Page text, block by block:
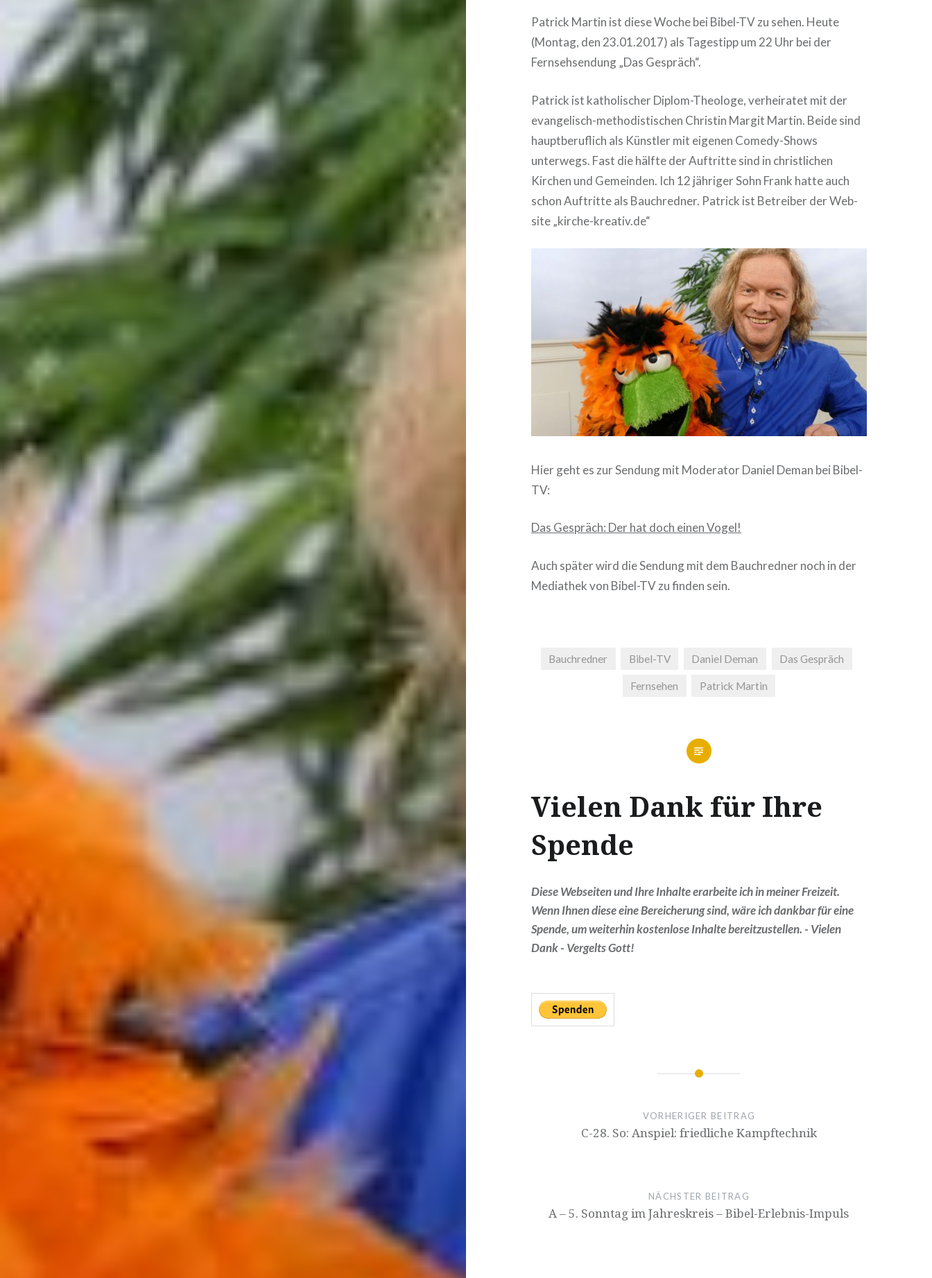
Patrick Martin ist diese Woche bei Bibel-TV zu sehen. Heute
(Montag, den 23.01.2017) als Tagestipp um 22 Uhr bei der
Fernsehsendung „Das Gespräch“.
Patrick ist katholischer Diplom-Theologe, verheiratet mit der
evangelisch-methodistischen Christin Margit Martin. Beide sind
hauptberuflich als Künstler mit eigenen Comedy-Shows
unterwegs. Fast die hälfte der Auftritte sind in christlichen
Kirchen und Gemeinden. Ich 12 jähriger Sohn Frank hatte auch
schon Auftritte als Bauchredner. Patrick ist Betreiber der Web-
site „kirche-kreativ.de“
Hier geht es zur Sendung mit Moderator Daniel Deman bei Bibel-
TV:
Das Gespräch: Der hat doch einen Vogel!
Auch später wird die Sendung mit dem Bauchredner noch in der
Mediathek von Bibel-TV zu finden sein.
Bauchredner Bibel-TV Daniel Deman Das Gespräch
Fernsehen Patrick Martin
Vielen Dank für Ihre
Spende
Diese Webseiten und Ihre Inhalte erarbeite ich in meiner Freizeit.
Wenn Ihnen diese eine Bereicherung sind, wäre ich dankbar für eine
Spende, um weiterhin kostenlose Inhalte bereitzustellen. - Vielen
Dank - Vergelts Gott!
VORHERIGER BEITRAG
C-28. So: Anspiel: friedliche Kampftechnik
NÄCHSTER BEITRAG
A – 5. Sonntag im Jahreskreis – Bibel-Erlebnis-Impuls